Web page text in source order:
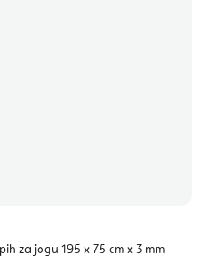
za jogu 195 x 75 cm x 3 mm